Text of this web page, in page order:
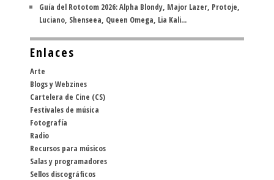
Guía del Rototom 2026: Alpha Blondy, Major Lazer, Protoje,
Luciano, Shenseea, Queen Omega, Lia Kali...
Enlaces
Arte
Blogs y Webzines
Cartelera de Cine (CS)
Festivales de música
Fotografía
Radio
Recursos para músicos
Salas y programadores
Sellos discográficos